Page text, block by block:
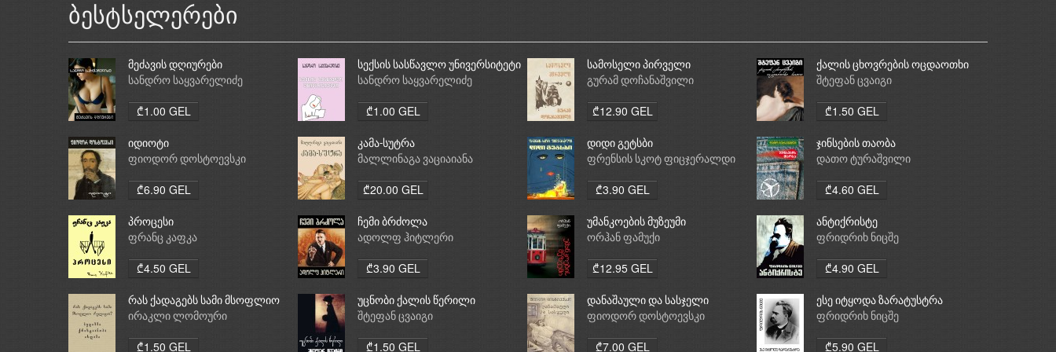
ბესტსელერები
მეძავის დღიურები
სანდრო საყვარელიძე
₾1.00 GEL
სექსის სასწავლო უნივერსიტეტი
სანდრო საყვარელიძე
₾1.00 GEL
სამოსელი პირველი
გურამ დოჩანაშვილი
₾12.90 GEL
ქალის ცხოვრების ოცდაოთხი
საათი
შტეფან ცვაიგი
₾1.50 GEL
იდიოტი
ფიოდორ დოსტოევსკი
₾6.90 GEL
კამა-სუტრა
მალლინაგა ვაციაიანა
₾20.00 GEL
დიდი გეტსბი
ფრენსის სკოტ ფიცჯერალდი
₾3.90 GEL
ჯინსების თაობა
დათო ტურაშვილი
₾4.60 GEL
პროცესი
ფრანც კაფკა
₾4.50 GEL
ჩემი ბრძოლა
ადოლფ ჰიტლერი
₾3.90 GEL
უმანკოების მუზეუმი
ორჰან ფამუქი
₾12.95 GEL
ანტიქრისტე
ფრიდრიხ ნიცშე
₾4.90 GEL
რას ქადაგებს სამი მსოფლიო
რელიგია: ბუდიზმი,
ირაკლი ლომოური
₾1.50 GEL
უცნობი ქალის წერილი
შტეფან ცვაიგი
₾1.50 GEL
დანაშაული და სასჯელი
ფიოდორ დოსტოევსკი
₾7.00 GEL
ესე იტყოდა ზარატუსტრა
ფრიდრიხ ნიცშე
₾5.90 GEL